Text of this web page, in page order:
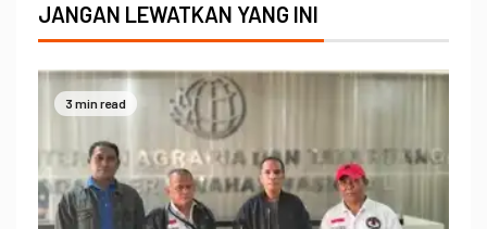
JANGAN LEWATKAN YANG INI
3 min read